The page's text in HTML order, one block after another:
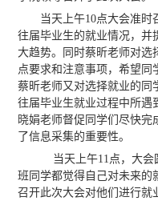
当天上午10点大会准
往届毕业生的就业情况，并
大趋势。同时蔡昕老师对选
点要求和注意事项，希望同
蔡昕老师又对选择就业的同
往届毕业生就业过程中所遇
晓娟老师督促同学们尽快完
了信息采集的重要性。
当天上午11点，大会
班同学都觉得自己对未来的
召开此次大会对他们进行就